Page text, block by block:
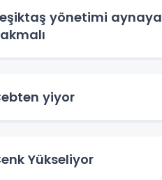
yönetimi aynaya
yiyor
Yükseliyor